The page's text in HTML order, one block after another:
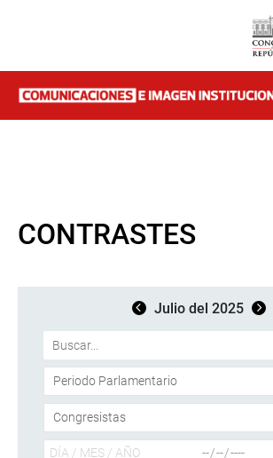
CONTRASTES
Julio del 2025